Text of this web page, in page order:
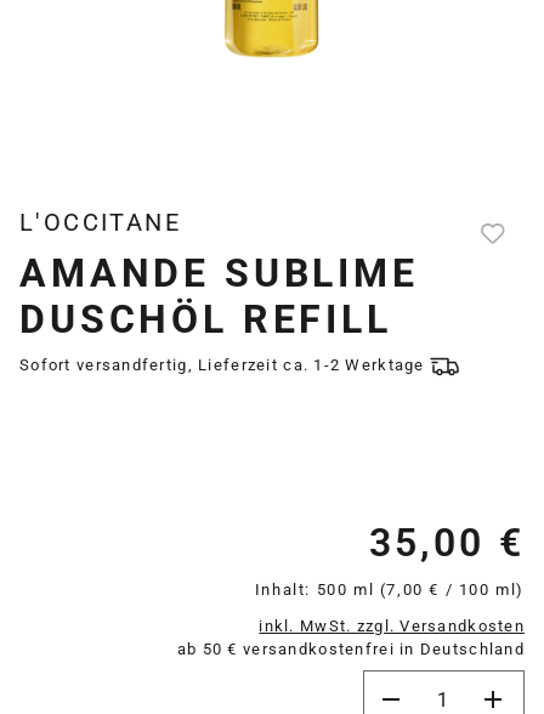
L'OCCITANE
AMANDE SUBLIME
DUSCHÖL REFILL
Sofort versandfertig, Lieferzeit ca. 1-2 Werktage
35,00 €
Inhalt: 500 ml (7,00 € / 100 ml)
inkl. MwSt. zzgl. Versandkosten
ab 50 € versandkostenfrei in Deutschland